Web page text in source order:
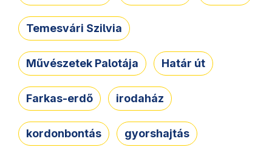
Temesvári Szilvia
Művészetek Palotája Határ út
Farkas-erdő irodaház
kordonbontás gyorshajtás